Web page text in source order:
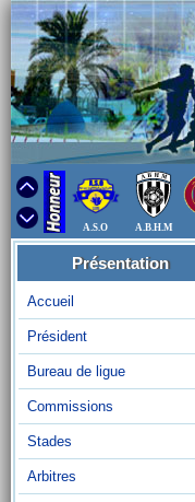
A.S.O A.B.H.M
Présentation
Accueil
Président
Bureau de ligue
Commissions
Stades
Arbitres